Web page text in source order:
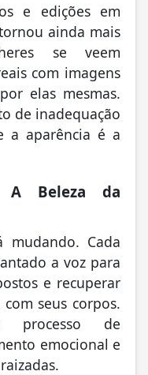
e edições em
ainda mais
se veem
com imagens
elas mesmas.
de inadequação
a aparência é a
A Beleza da
mudando. Cada
a voz para
e recuperar
seus corpos.
de
emocional e